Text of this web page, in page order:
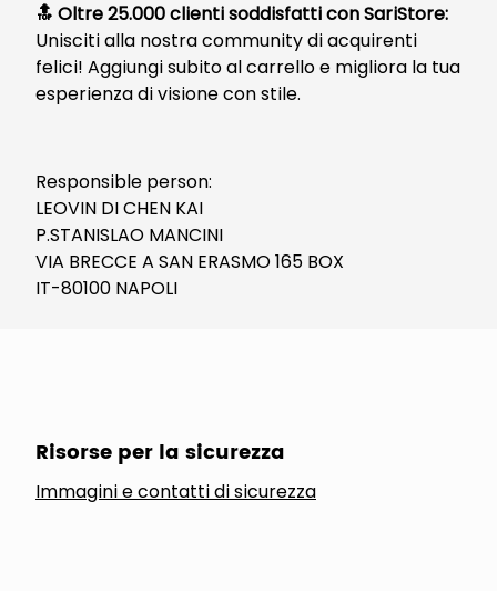
🔝 Oltre 25.000 clienti soddisfatti con SariStore:
Unisciti alla nostra community di acquirenti
felici! Aggiungi subito al carrello e migliora la tua
esperienza di visione con stile.
Responsible person:
LEOVIN DI CHEN KAI
P.STANISLAO MANCINI
VIA BRECCE A SAN ERASMO 165 BOX
IT-80100 NAPOLI
Risorse per la sicurezza
Immagini e contatti di sicurezza